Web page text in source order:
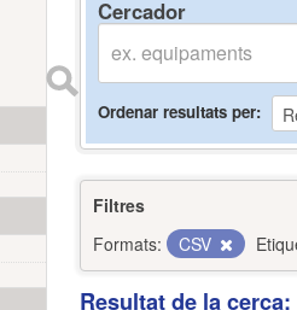
Cercador
Ordenar resultats per
Filtres
Formats:
CSV
Resultat de la